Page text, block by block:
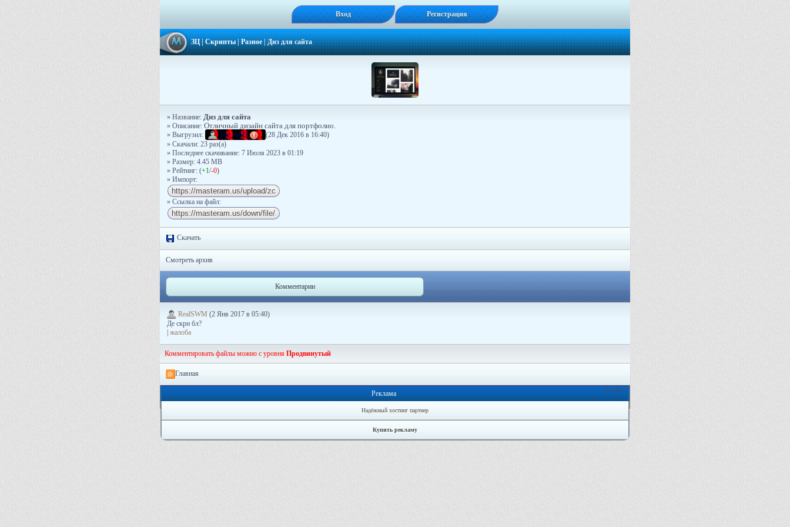
Вход Регистрация
ЗЦ|Скрипты|Разное|Диз для сайта
» Название: Диз для сайта
» Описание: Отличный дизайн сайта для портфолио.
» Выгрузил:
The_AnD
(28 Дек 2016 в 16:40)
» Скачали: 23 раз(a)
» Последнее скачивание: 7 Июля 2023 в 01:19
» Размер: 4.45 MB
» Рейтинг: (+1/-0)
» Импорт:
» Ссылка на файл:
Скачать
Смотреть архив
Комментарии
RealSWM (2 Янв 2017 в 05:40)
Де скрн бл?
| жалоба
Комментировать файлы можно с уровня Продвинутый
Главная
Онлайн: 2
Реклама
Надёжный хостинг партнер
Купить рекламу